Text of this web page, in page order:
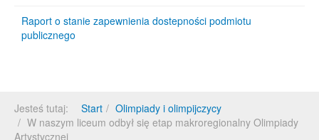
Raport o stanie zapewnienia dostepności podmiotu
publicznego
Jesteś tutaj: Start
Olimpiady i olimpijczycy
W naszym liceum odbył się etap makroregionalny Olimpiady
Artystycznej